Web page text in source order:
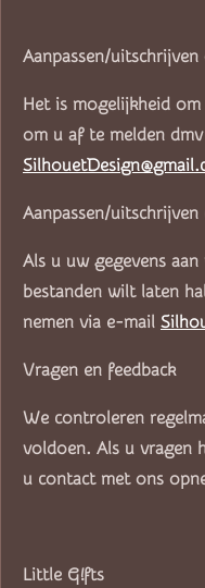
Aanpassen/
Het is mogelijkheid
om u af te melden
Aanpassen/
Als u uw gegevens
bestanden wilt laten
nemen via e-mail
Vragen en feedback
We controleren
voldoen. Als u vragen
u contact met ons
Little G!fts